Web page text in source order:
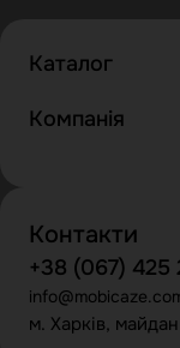
Каталог
Компанія
Контакти
+38 (067) 425
м. Харків,